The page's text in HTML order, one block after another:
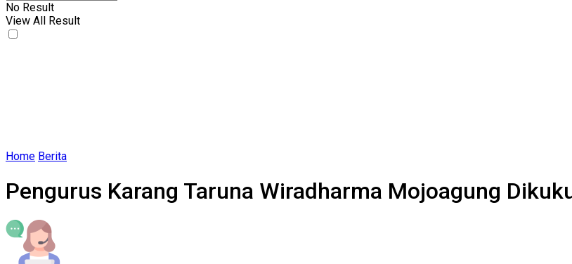
No Result
View All Result
Home Berita
Pengurus Karang Taruna Wiradharma Mojoagung